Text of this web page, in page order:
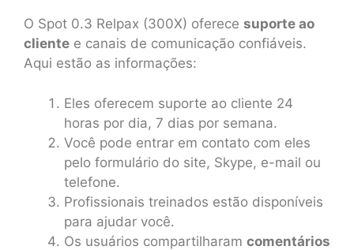
O Spot 0.3 Relpax (300X) oferece suporte ao
cliente e canais de comunicação confiáveis.
Aqui estão as informações:
Eles oferecem suporte ao cliente 24
horas por dia, 7 dias por semana.
Você pode entrar em contato com eles
pelo formulário do site, Skype, e-mail ou
telefone.
Profissionais treinados estão disponíveis
para ajudar você.
Os usuários compartilharam comentários